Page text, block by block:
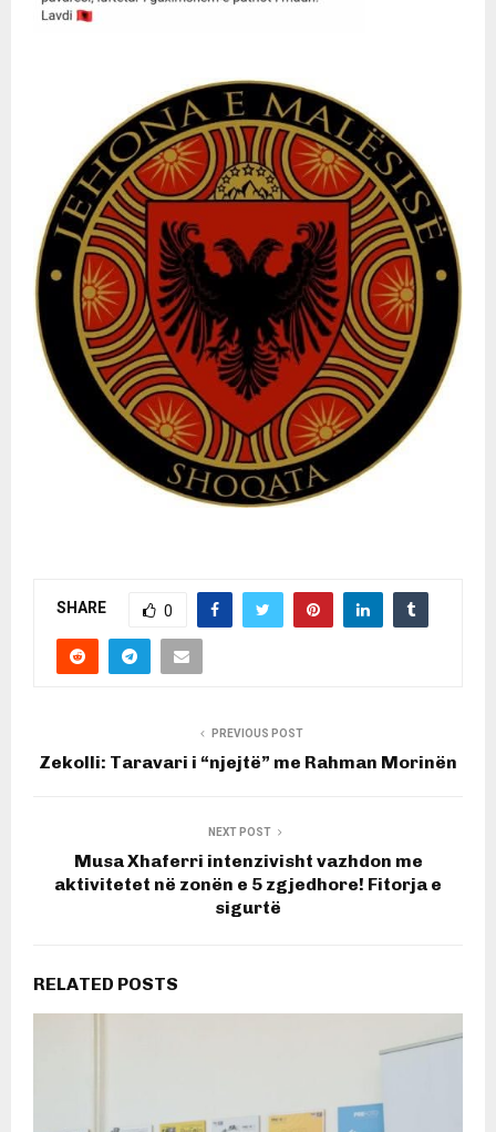
SHARE 0
PREVIOUS POST
Zekolli: Taravari i “njejtë” me Rahman Morinën
NEXT POST
Musa Xhaferri intenzivisht vazhdon me
aktivitetet në zonën e 5 zgjedhore! Fitorja e
sigurtë
RELATED POSTS